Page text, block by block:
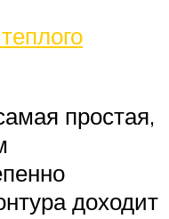
простая,
доходит